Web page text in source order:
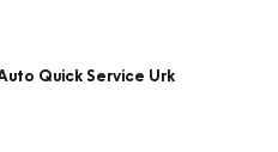
Quick Service Urk